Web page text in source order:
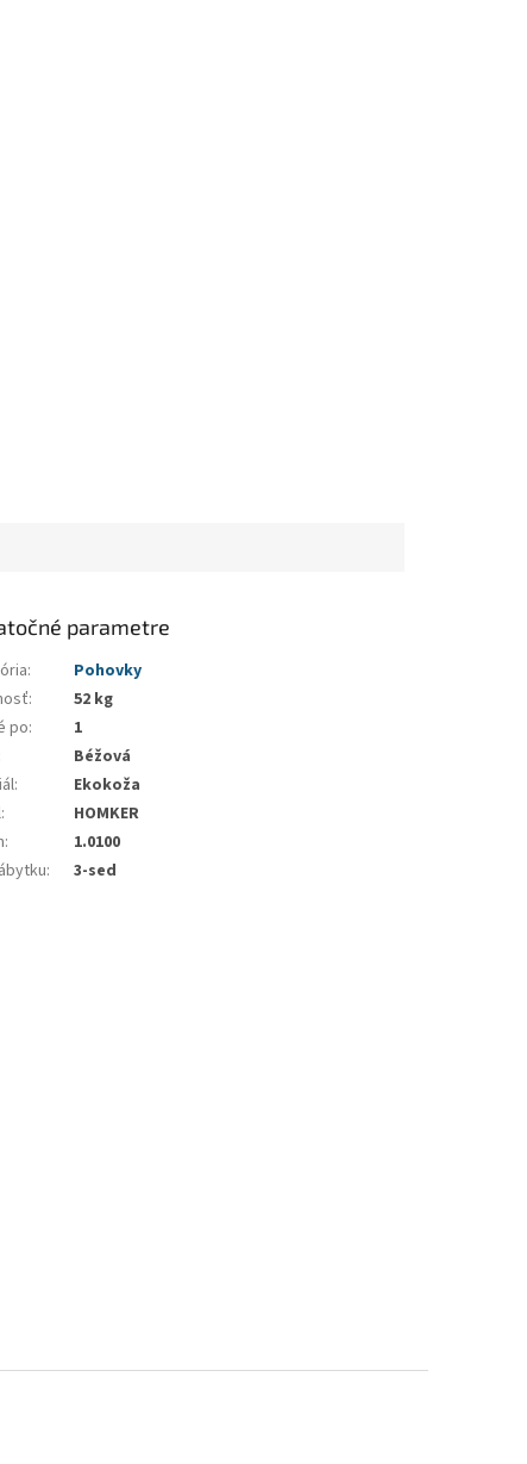
parametre
:
Pohovky
:
52 kg
po:
1
Béžová
:
Ekokoža
:
HOMKER
:
1.0100
: 3-sed